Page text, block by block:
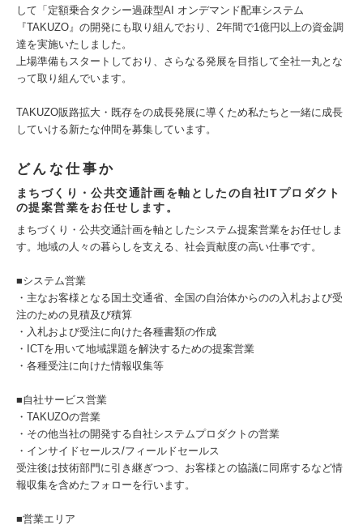
して「定額乗合タクシー過疎型AI オンデマンド配車システム
『TAKUZO』の開発にも取り組んでおり、2年間で1億円以上の資金調
達を実施いたしました。
上場準備もスタートしており、さらなる発展を目指して全社一丸とな
って取り組んでいます。
TAKUZO販路拡大・既存をの成長発展に導くため私たちと一緒に成長
していける新たな仲間を募集しています。
どんな仕事か
まちづくり・公共交通計画を軸としたの自社ITプロダクト
の提案営業をお任せします。
まちづくり・公共交通計画を軸としたシステム提案営業をお任せしま
す。地域の人々の暮らしを支える、社会貢献度の高い仕事です。
■システム営業
・主なお客様となる国土交通省、全国の自治体からのの入札および受
注のための見積及び積算
・入札および受注に向けた各種書類の作成
・ICTを用いて地域課題を解決するための提案営業
・各種受注に向けた情報収集等
■自社サービス営業
・TAKUZOの営業
・その他当社の開発する自社システムプロダクトの営業
・インサイドセールス/フィールドセールス
受注後は技術部門に引き継ぎつつ、お客様との協議に同席するなど情
報収集を含めたフォローを行います。
■営業エリア